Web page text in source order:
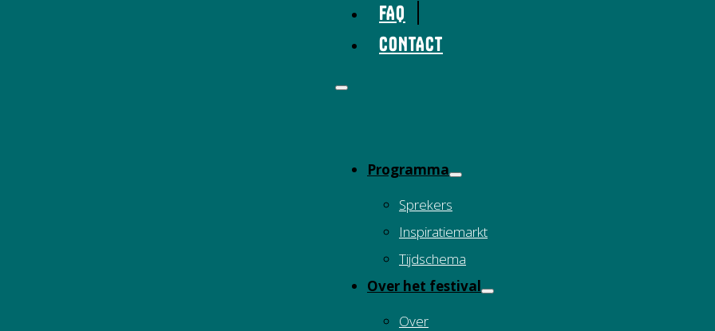
FAQ
CONTACT
Programma
Sprekers
Inspiratiemarkt
Tijdschema
Over het festival
Over